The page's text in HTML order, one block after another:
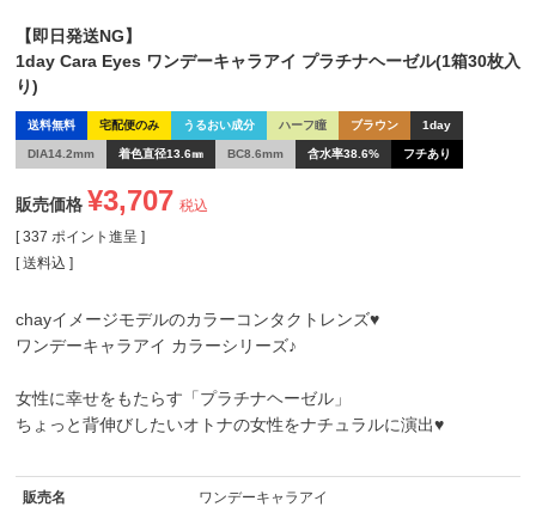
【即日発送NG】
1day Cara Eyes ワンデーキャラアイ プラチナヘーゼル(1箱30枚入
り)
送料無料 宅配便のみ うるおい成分 ハーフ瞳 ブラウン 1day
DIA14.2mm 着色直径13.6㎜ BC8.6mm 含水率38.6% フチあり
販売価格 ¥3,707 税込
[ 337 ポイント進呈 ]
送料込
chayイメージモデルのカラーコンタクトレンズ♥
ワンデーキャラアイ カラーシリーズ♪
女性に幸せをもたらす「プラチナヘーゼル」
ちょっと背伸びしたいオトナの女性をナチュラルに演出♥
販売名 ワンデーキャラアイ